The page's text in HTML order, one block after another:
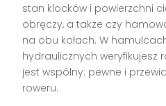
stan klocków i powierzchni
obręczy, a także czy
na obu kołach. W
hydraulicznych weryfikujesz
jest wspólny: pewne i
roweru.